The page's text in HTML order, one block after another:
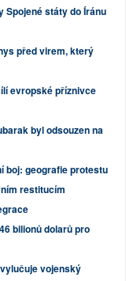
Spojené státy do Íránu
před virem, který
evropské příznivce
byl odsouzen na
boj: geografie protestu
restitucím
bilionů dolarů pro
vojenský